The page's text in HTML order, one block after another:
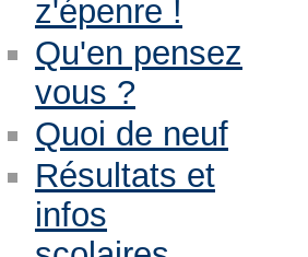
z'épenre !
Qu'en pensez
vous ?
Quoi de neuf
Résultats et
infos